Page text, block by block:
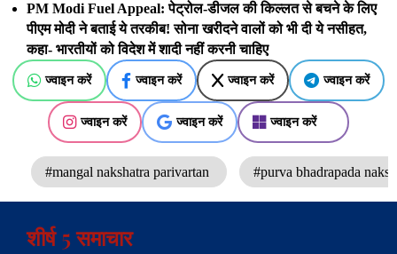
PM Modi Fuel Appeal: पेट्रोल-डीजल की किल्लत से बचने के लिए
पीएम मोदी ने बताई ये तरकीब! सोना खरीदने वालों को भी दी ये नसीहत,
कहा- भारतीयों को विदेश में शादी नहीं करनी चाहिए
ज्वाइन करें ज्वाइन करें ज्वाइन करें ज्वाइन करें
ज्वाइन करें ज्वाइन करें ज्वाइन करें
#mangal nakshatra parivartan #purva bhadrapada
शीर्ष 5 समाचार